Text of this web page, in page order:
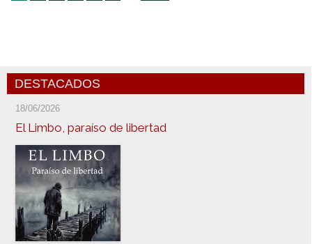
DESTACADOS
18/06/2026
El Limbo, paraíso de libertad